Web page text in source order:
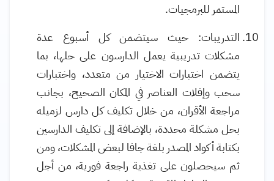
المستمر للبرمجيات.
التدريبات: حيث سيتضمن كل أسبوع عدة
مشكلات تدريبية يعمل الدارسون على حلها، بما
يتضمن اختبارات الاختيار من متعدد، واختبارات
سحب وإفلات العناصر في المكان الصحيح، بجانب
مراجعة الأقران، من خلال تكليف كل دارس لزميله
بحل مشكلة محددة، بالإضافة إلى تكليف الدارسين
بكتابة أكواد المصدر بلغة جافا لبعض المشكلات، ومن
ثم سيحصلون على تغذية راجعة فورية، من أجل